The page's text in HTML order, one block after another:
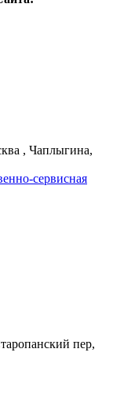
, Чаплыгина,
сервисная
пер,